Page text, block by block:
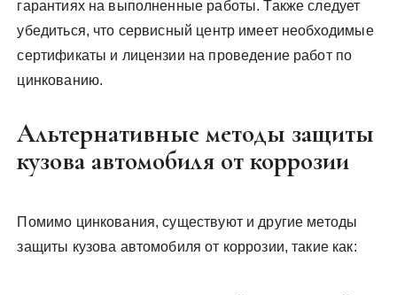
гарантиях на выполненные работы. Также следует
убедиться, что сервисный центр имеет необходимые
сертификаты и лицензии на проведение работ по
цинкованию.
Альтернативные методы защиты
кузова автомобиля от коррозии
Помимо цинкования, существуют и другие методы
защиты кузова автомобиля от коррозии, такие как: